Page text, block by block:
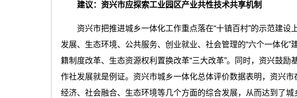
建议：资兴市应探索工业园区产业共性技术共享机制
资兴市把推进城乡一体化工作重点落在“十镇百村”的示范建设
发展、生态环境、公共服务、创业就业、社会管理的“六个一体化”
籍制度改革、生态资源权利置换改革“三大改革”。同时，资兴鼓励
作社发展就是例证。资兴市城乡一体化总体评价数据表明，资兴市
经济、社会融合、生态环境等几个方面的综合发展，从而达到了